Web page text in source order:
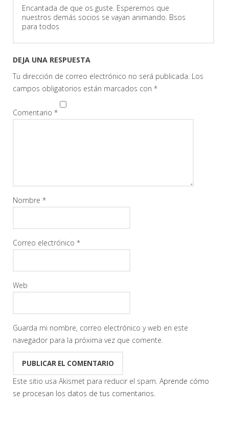
Encantada de que os guste. Esperemos que
nuestros demás socios se vayan animando. Bsos
para todos
DEJA UNA RESPUESTA
Tu dirección de correo electrónico no será publicada. Los
campos obligatorios están marcados con *
Comentario *
Nombre *
Correo electrónico *
Web
Guarda mi nombre, correo electrónico y web en este
navegador para la próxima vez que comente.
Este sitio usa Akismet para reducir el spam. Aprende cómo
se procesan los datos de tus comentarios.